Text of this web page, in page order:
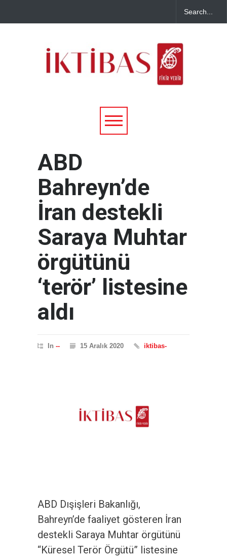
ABD
Bahreyn’de
İran destekli
Saraya Muhtar
örgütünü
‘terör’ listesine
aldı
In -- 15 Aralık 2020 iktibas-
ABD Dışişleri Bakanlığı,
Bahreyn’de faaliyet gösteren İran
destekli Saraya Muhtar örgütünü
“Küresel Terör Örgütü” listesine